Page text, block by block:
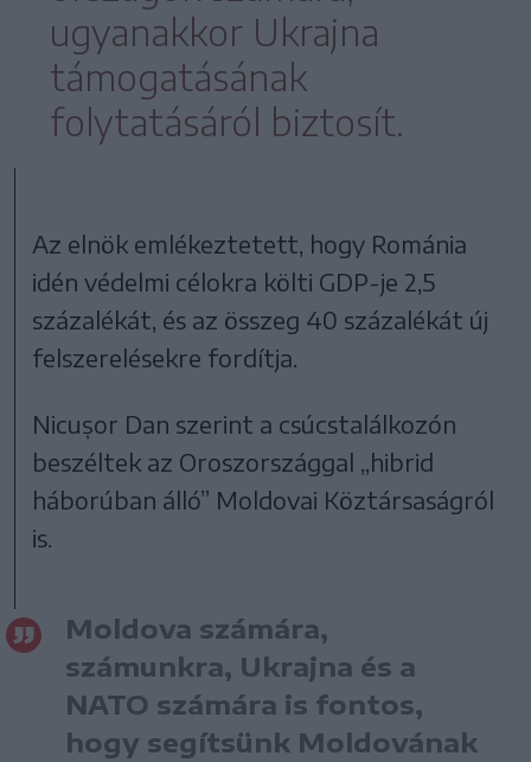
ugyanakkor Ukrajna
támogatásának
folytatásáról biztosít.
Az elnök emlékeztetett, hogy Románia
idén védelmi célokra költi GDP-je 2,5
százalékát, és az összeg 40 százalékát új
felszerelésekre fordítja.
Nicușor Dan szerint a csúcstalálkozón
beszéltek az Oroszországgal „hibrid
háborúban álló” Moldovai Köztársaságról
is.
Moldova számára,
számunkra, Ukrajna és a
NATO számára is fontos,
hogy segítsünk Moldovának